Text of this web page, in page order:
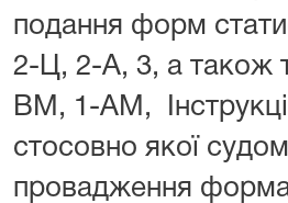
подання форм
2-Ц, 2-А, 3, а також
ВМ, 1-АМ,
стосовно якої
провадження форма